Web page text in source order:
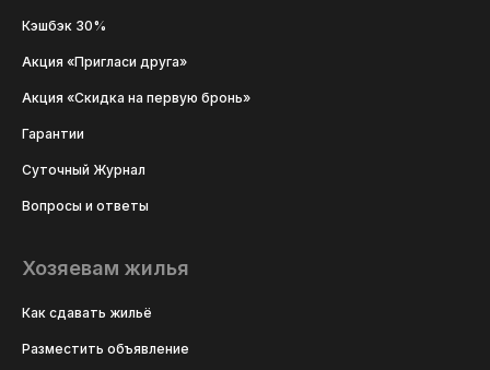
Кэшбэк 30%
Акция «Пригласи друга»
Акция «Скидка на первую бронь»
Гарантии
Суточный Журнал
Вопросы и ответы
Хозяевам жилья
Как сдавать жильё
Разместить объявление